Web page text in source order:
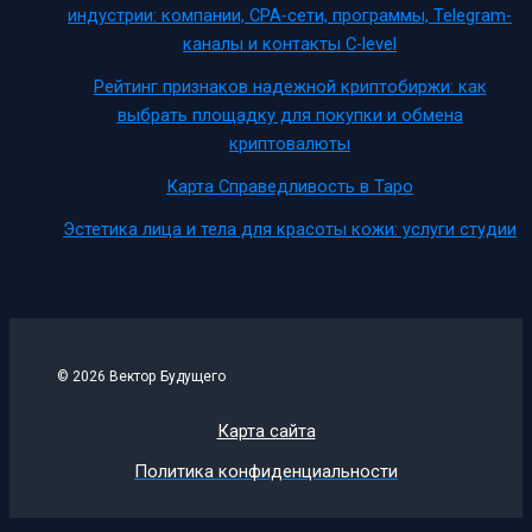
индустрии: компании, CPA-сети, программы, Telegram-
каналы и контакты C-level
Рейтинг признаков надежной криптобиржи: как
выбрать площадку для покупки и обмена
криптовалюты
Карта Справедливость в Таро
Эстетика лица и тела для красоты кожи: услуги студии
© 2026 Вектор Будущего
Карта сайта
Политика конфиденциальности